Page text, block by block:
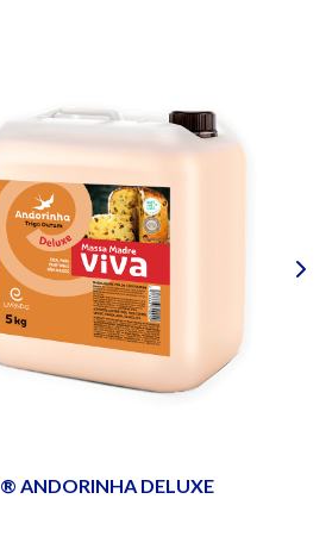
ANDORINHA DELUXE